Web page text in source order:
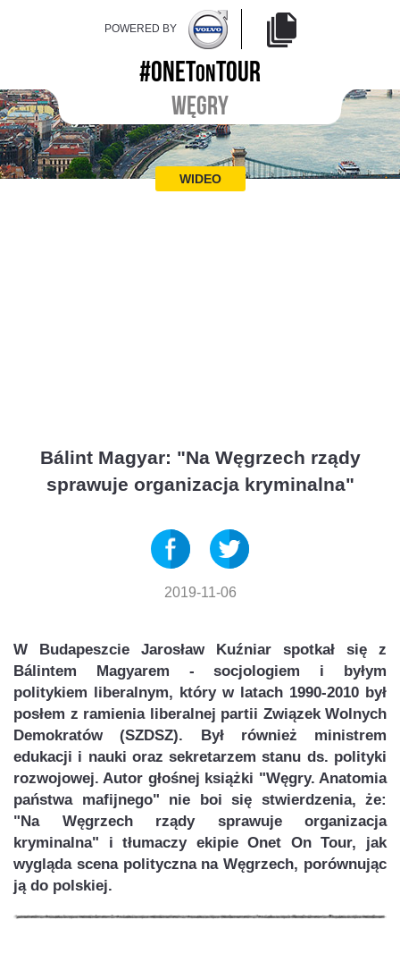
POWERED BY
#ONETONTOUR
WĘGRY
WIDEO
Bálint Magyar: "Na Węgrzech rządy
sprawuje organizacja kryminalna"
2019-11-06
W Budapeszcie Jarosław Kuźniar spotkał się z
Bálintem Magyarem - socjologiem i byłym
politykiem liberalnym, który w latach 1990-2010 był
posłem z ramienia liberalnej partii Związek Wolnych
Demokratów (SZDSZ). Był również ministrem
edukacji i nauki oraz sekretarzem stanu ds. polityki
rozwojowej. Autor głośnej książki "Węgry. Anatomia
państwa mafijnego" nie boi się stwierdzenia, że:
"Na Węgrzech rządy sprawuje organizacja
kryminalna" i tłumaczy ekipie Onet On Tour, jak
wygląda scena polityczna na Węgrzech, porównując
ją do polskiej.